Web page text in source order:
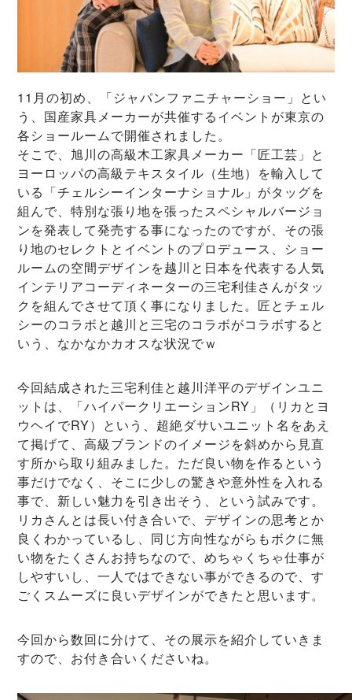
11月の初め、「ジャパンファニチャーショー」とい
う、国産家具メーカーが共催するイベントが東京の
各ショールームで開催されました。
そこで、旭川の高級木工家具メーカー「匠工芸」と
ヨーロッパの高級テキスタイル（生地）を輸入して
いる「チェルシーインターナショナル」がタッグを
組んで、特別な張り地を張ったスペシャルバージョ
ンを発表して発売する事になったのですが、その張
り地のセレクトとイベントのプロデュース、ショー
ルームの空間デザインを越川と日本を代表する人気
インテリアコーディネーターの三宅利佳さんがタッ
クを組んでさせて頂く事になりました。匠とチェル
シーのコラボと越川と三宅のコラボがコラボすると
いう、なかなかカオスな状況でｗ
今回結成された三宅利佳と越川洋平のデザインユニ
ットは、「ハイパークリエーションRY」（リカとヨ
ウヘイでRY）という、超絶ダサいユニット名をあえ
て掲げて、高級ブランドのイメージを斜めから見直
す所から取り組みました。ただ良い物を作るという
事だけでなく、そこに少しの驚きや意外性を入れる
事で、新しい魅力を引き出そう、という試みです。
リカさんとは長い付き合いで、デザインの思考とか
良くわかっているし、同じ方向性ながらもボクに無
い物をたくさんお持ちなので、めちゃくちゃ仕事が
しやすいし、一人ではできない事ができるので、す
ごくスムーズに良いデザインができたと思います。
今回から数回に分けて、その展示を紹介していきま
すので、お付き合いくださいね。